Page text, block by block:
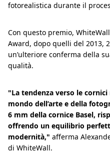
fotorealistica durante il
Con questo premio,
Award, dopo quelli del 2013,
un’ulteriore conferma della
qualità.
"La tendenza verso le
mondo dell’arte e della
6 mm della cornice Basel,
offrendo un equilibrio
modernità," afferma
di WhiteWall.